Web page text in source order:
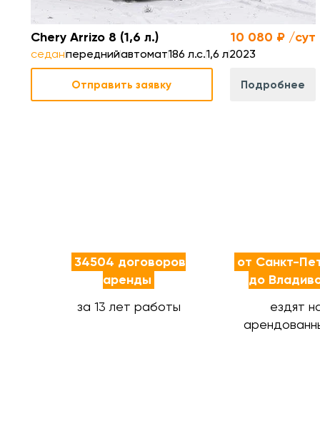
Chery Arrizo 8 (1,6 л.) 10 080 ₽ /сут
седанпереднийавтомат186 л.с.1,6 л2023
Отправить заявку Подробнее
34504 договоров
аренды
за 13 лет работы
от Санкт-
до
ездят